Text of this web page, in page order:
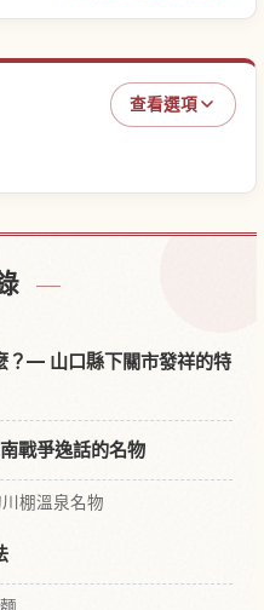
查看選項
？— 山口縣下關市發祥的特
戰爭逸話的名物
棚溫泉名物